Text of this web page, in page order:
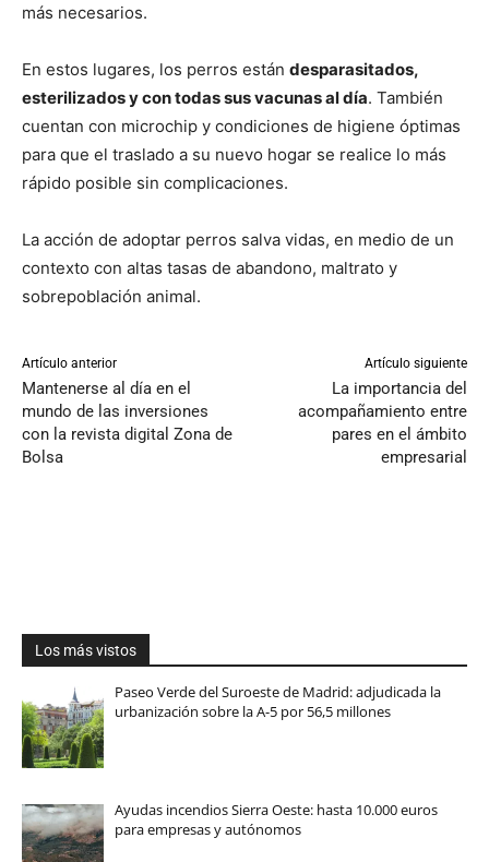
más necesarios.
En estos lugares, los perros están desparasitados,
esterilizados y con todas sus vacunas al día. También
cuentan con microchip y condiciones de higiene óptimas
para que el traslado a su nuevo hogar se realice lo más
rápido posible sin complicaciones.
La acción de adoptar perros salva vidas, en medio de un
contexto con altas tasas de abandono, maltrato y
sobrepoblación animal.
Artículo anterior
Mantenerse al día en el
mundo de las inversiones
con la revista digital Zona de
Bolsa
Artículo siguiente
La importancia del
acompañamiento entre
pares en el ámbito
empresarial
Los más vistos
Paseo Verde del Suroeste de Madrid: adjudicada la
urbanización sobre la A-5 por 56,5 millones
Ayudas incendios Sierra Oeste: hasta 10.000 euros
para empresas y autónomos